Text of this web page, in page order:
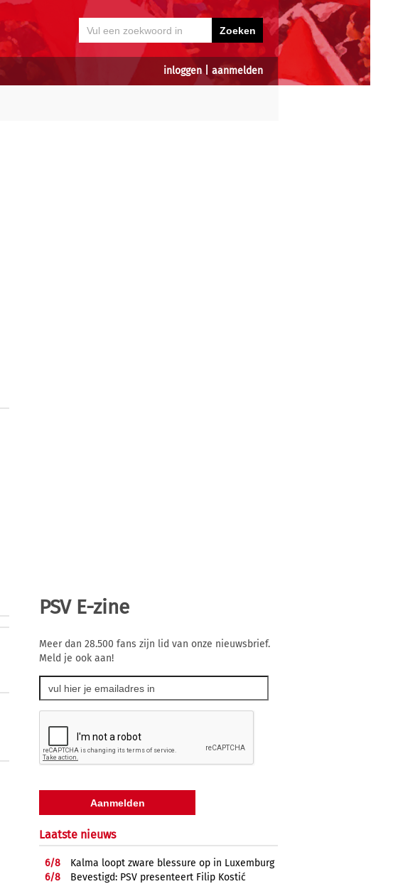
inloggen| aanmelden
PSV E-zine
Meer dan 28.500 fans zijn lid van onze nieuwsbrief.
Meld je ook aan!
Laatste nieuws
6/8
Kalma loopt zware blessure op in Luxemburg
6/8
Bevestigd: PSV presenteert Filip Kostić